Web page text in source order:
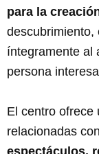
para la
descubrimiento,
íntegramente al
persona
El centro ofrece
relacionadas
espectáculos,